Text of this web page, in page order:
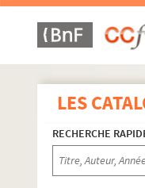
LES
RECHERCHE
Fonds Marie-
Fonds Alfred-
Fonds Paul-
Documents sur le
Manuscrits